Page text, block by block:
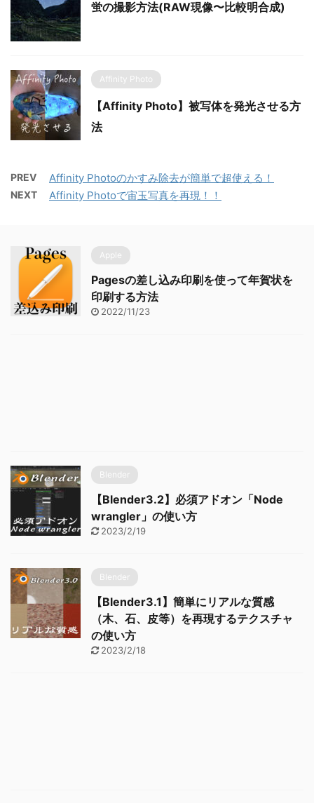
蛍の撮影方法(RAW現像〜比較明合成)
Affinity Photo
【Affinity Photo】被写体を発光させる方
法
PREV Affinity Photoのかすみ除去が簡単で超使える！
NEXT Affinity Photoで宙玉写真を再現！！
Apple
Pagesの差し込み印刷を使って年賀状を
印刷する方法
2022/11/23
Blender
【Blender3.2】必須アドオン「Node
wrangler」の使い方
2023/2/19
Blender
【Blender3.1】簡単にリアルな質感
（木、石、皮等）を再現するテクスチャ
の使い方
2023/2/18